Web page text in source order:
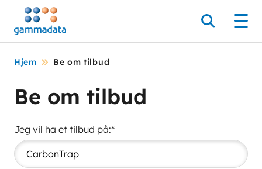
Hopp
hovedinnholdett
Søk
Hjem Be om tilbud
Be om tilbud
Jeg vil ha et tilbud på:*